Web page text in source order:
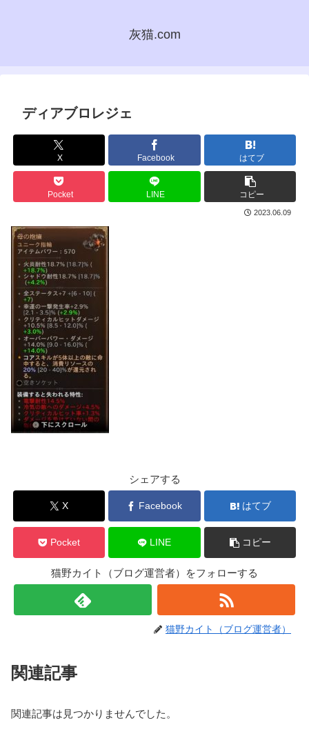
灰猫.com
ディアブロレジェ
X Facebook はてブ
Pocket LINE コピー
2023.06.09
シェアする
X Facebook はてブ
Pocket LINE コピー
猫野カイト（ブログ運営者）をフォローする
猫野カイト（ブログ運営者）
関連記事
関連記事は見つかりませんでした。